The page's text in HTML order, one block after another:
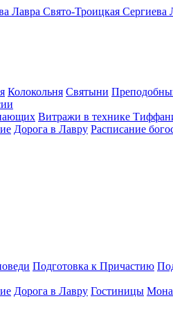
Лавра Свято-Троицкая Сергиева
Колокольня Святыни
Витражи в технике
Дорога в Лавру Расписание
Подготовка к Причастию
Дорога в Лавру Гостиницы